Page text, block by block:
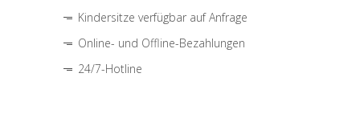
Kindersitze verfügbar auf Anfrage
Online- und Offline-Bezahlungen
24/7-Hotline